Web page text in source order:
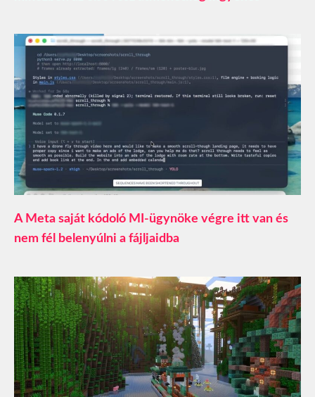
A Meta saját kódoló MI-ügynöke végre itt van és
nem fél belenyúlni a fájljaidba